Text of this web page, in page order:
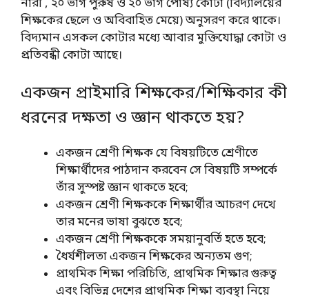
নারী , ২০ ভাগ পুরুষ ও ২০ ভাগ পোষ্য কোটা (বিদ্যালয়ের
শিক্ষকের ছেলে ও অবিবাহিত মেয়ে) অনুসরণ করে থাকে।
বিদ্যমান এসকল কোটার মধ্যে আবার মুক্তিযোদ্ধা কোটা ও
প্রতিবন্ধী কোটা আছে।
একজন প্রাইমারি শিক্ষকের/শিক্ষিকার কী
ধরনের দক্ষতা ও জ্ঞান থাকতে হয়?
একজন শ্রেণী শিক্ষক যে বিষয়টিতে শ্রেণীতে
শিক্ষার্থীদের পাঠদান করবেন সে বিষয়টি সম্পর্কে
তাঁর সুস্পষ্ট জ্ঞান থাকতে হবে;
একজন শ্রেণী শিক্ষককে শিক্ষার্থীর আচরণ দেখে
তার মনের ভাষা বুঝতে হবে;
একজন শ্রেণী শিক্ষককে সময়ানুবর্তি হতে হবে;
ধৈর্যশীলতা একজন শিক্ষকের অন্যতম গুণ;
প্রাথমিক শিক্ষা পরিচিতি, প্রাথমিক শিক্ষার গুরুত্ব
এবং বিভিন্ন দেশের প্রাথমিক শিক্ষা ব্যবস্থা নিয়ে